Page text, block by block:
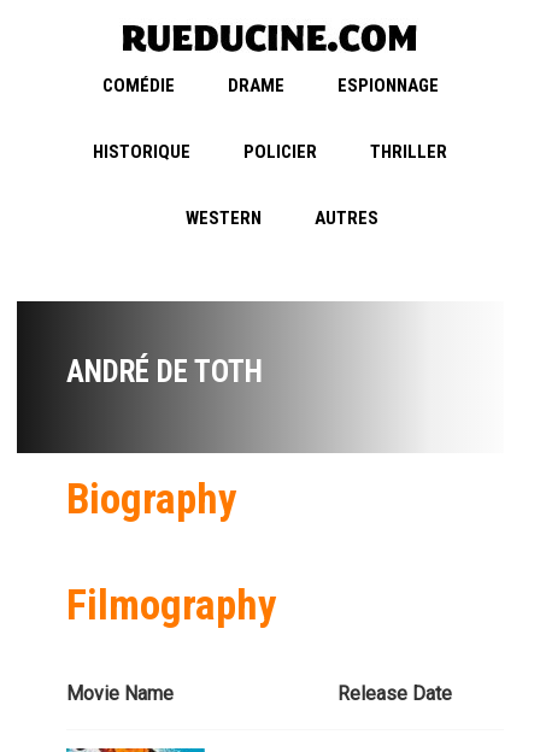
COMÉDIE DRAME ESPIONNAGE
HISTORIQUE POLICIER THRILLER
WESTERN AUTRES
ANDRÉ DE TOTH
Biography
Filmography
Movie Name Release Date